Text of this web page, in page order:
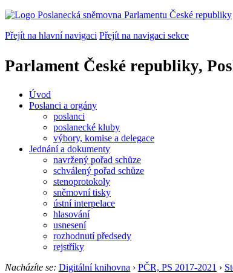
Přejít na hlavní navigaci Přejít na navigaci sekce
Parlament České republiky,
Úvod
Poslanci a orgány
poslanci
poslanecké kluby
výbory, komise a delegace
Jednání a dokumenty
navržený pořad schůze
schválený pořad schůze
stenoprotokoly
sněmovní tisky
ústní interpelace
hlasování
usnesení
rozhodnutí předsedy
rejstříky
Nacházíte se: Digitální knihovna › PČR, PS 2017-2021 ›